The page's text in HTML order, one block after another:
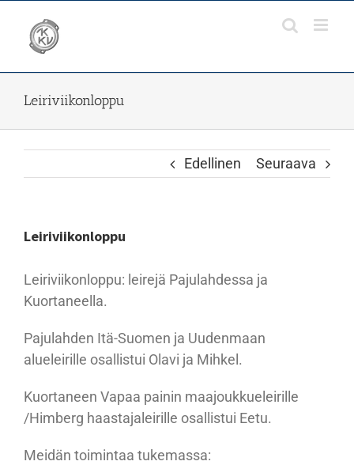
content
Leiriviikonloppu
Edellinen Seuraava
Leiriviikonloppu
Leiriviikonloppu: leirejä Pajulahdessa ja
Kuortaneella.
Pajulahden Itä-Suomen ja Uudenmaan
alueleirille osallistui Olavi ja Mihkel.
Kuortaneen Vapaa painin maajoukkueleirille
/Himberg haastajaleirille osallistui Eetu.
Meidän toimintaa tukemassa: